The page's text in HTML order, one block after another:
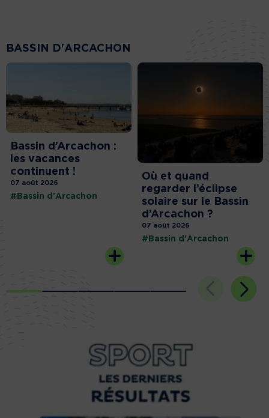
BASSIN D'ARCACHON
Bassin d’Arcachon :
les vacances
continuent !
07 août 2026
#Bassin d'Arcachon
Où et quand
regarder l’éclipse
solaire sur le Bassin
d’Arcachon ?
07 août 2026
#Bassin d'Arcachon